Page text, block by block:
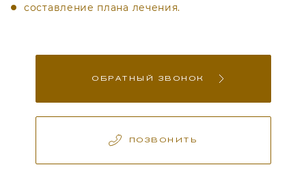
составление плана лечения.
ОБРАТНЫЙ ЗВОНОК
ПОЗВОНИТЬ